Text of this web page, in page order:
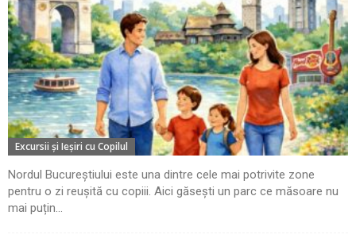
Excursii şi Ieşiri cu Copilul
Nordul Bucureștiului este una dintre cele mai potrivite zone
pentru o zi reușită cu copiii. Aici găsești un parc ce măsoare nu
mai puțin...